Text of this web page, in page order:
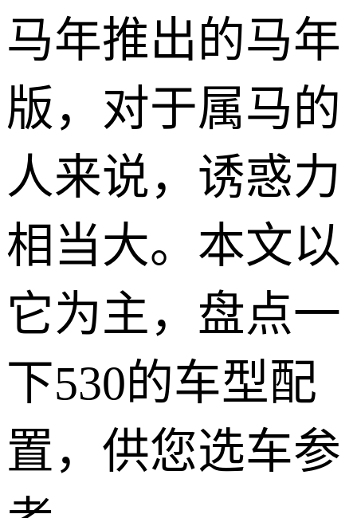
马年推出的马年
版，对于属马的
人来说，诱惑力
相当大。本文以
它为主，盘点一
下530的车型配
置，供您选车参